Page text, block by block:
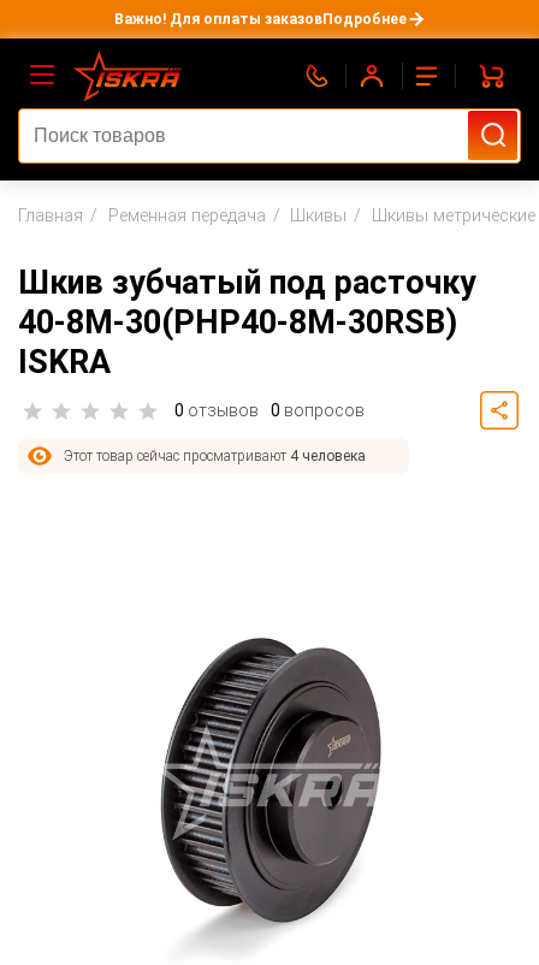
Важно! Для оплаты заказовПодробнее
Главная Ременная передача Шкивы Шкивы
Шкив зубчатый под расточку
40-8M-30(PHP40-8M-30RSB)
ISKRA
0 отзывов 0 вопросов
Этот товар сейчас просматривают 4 человека